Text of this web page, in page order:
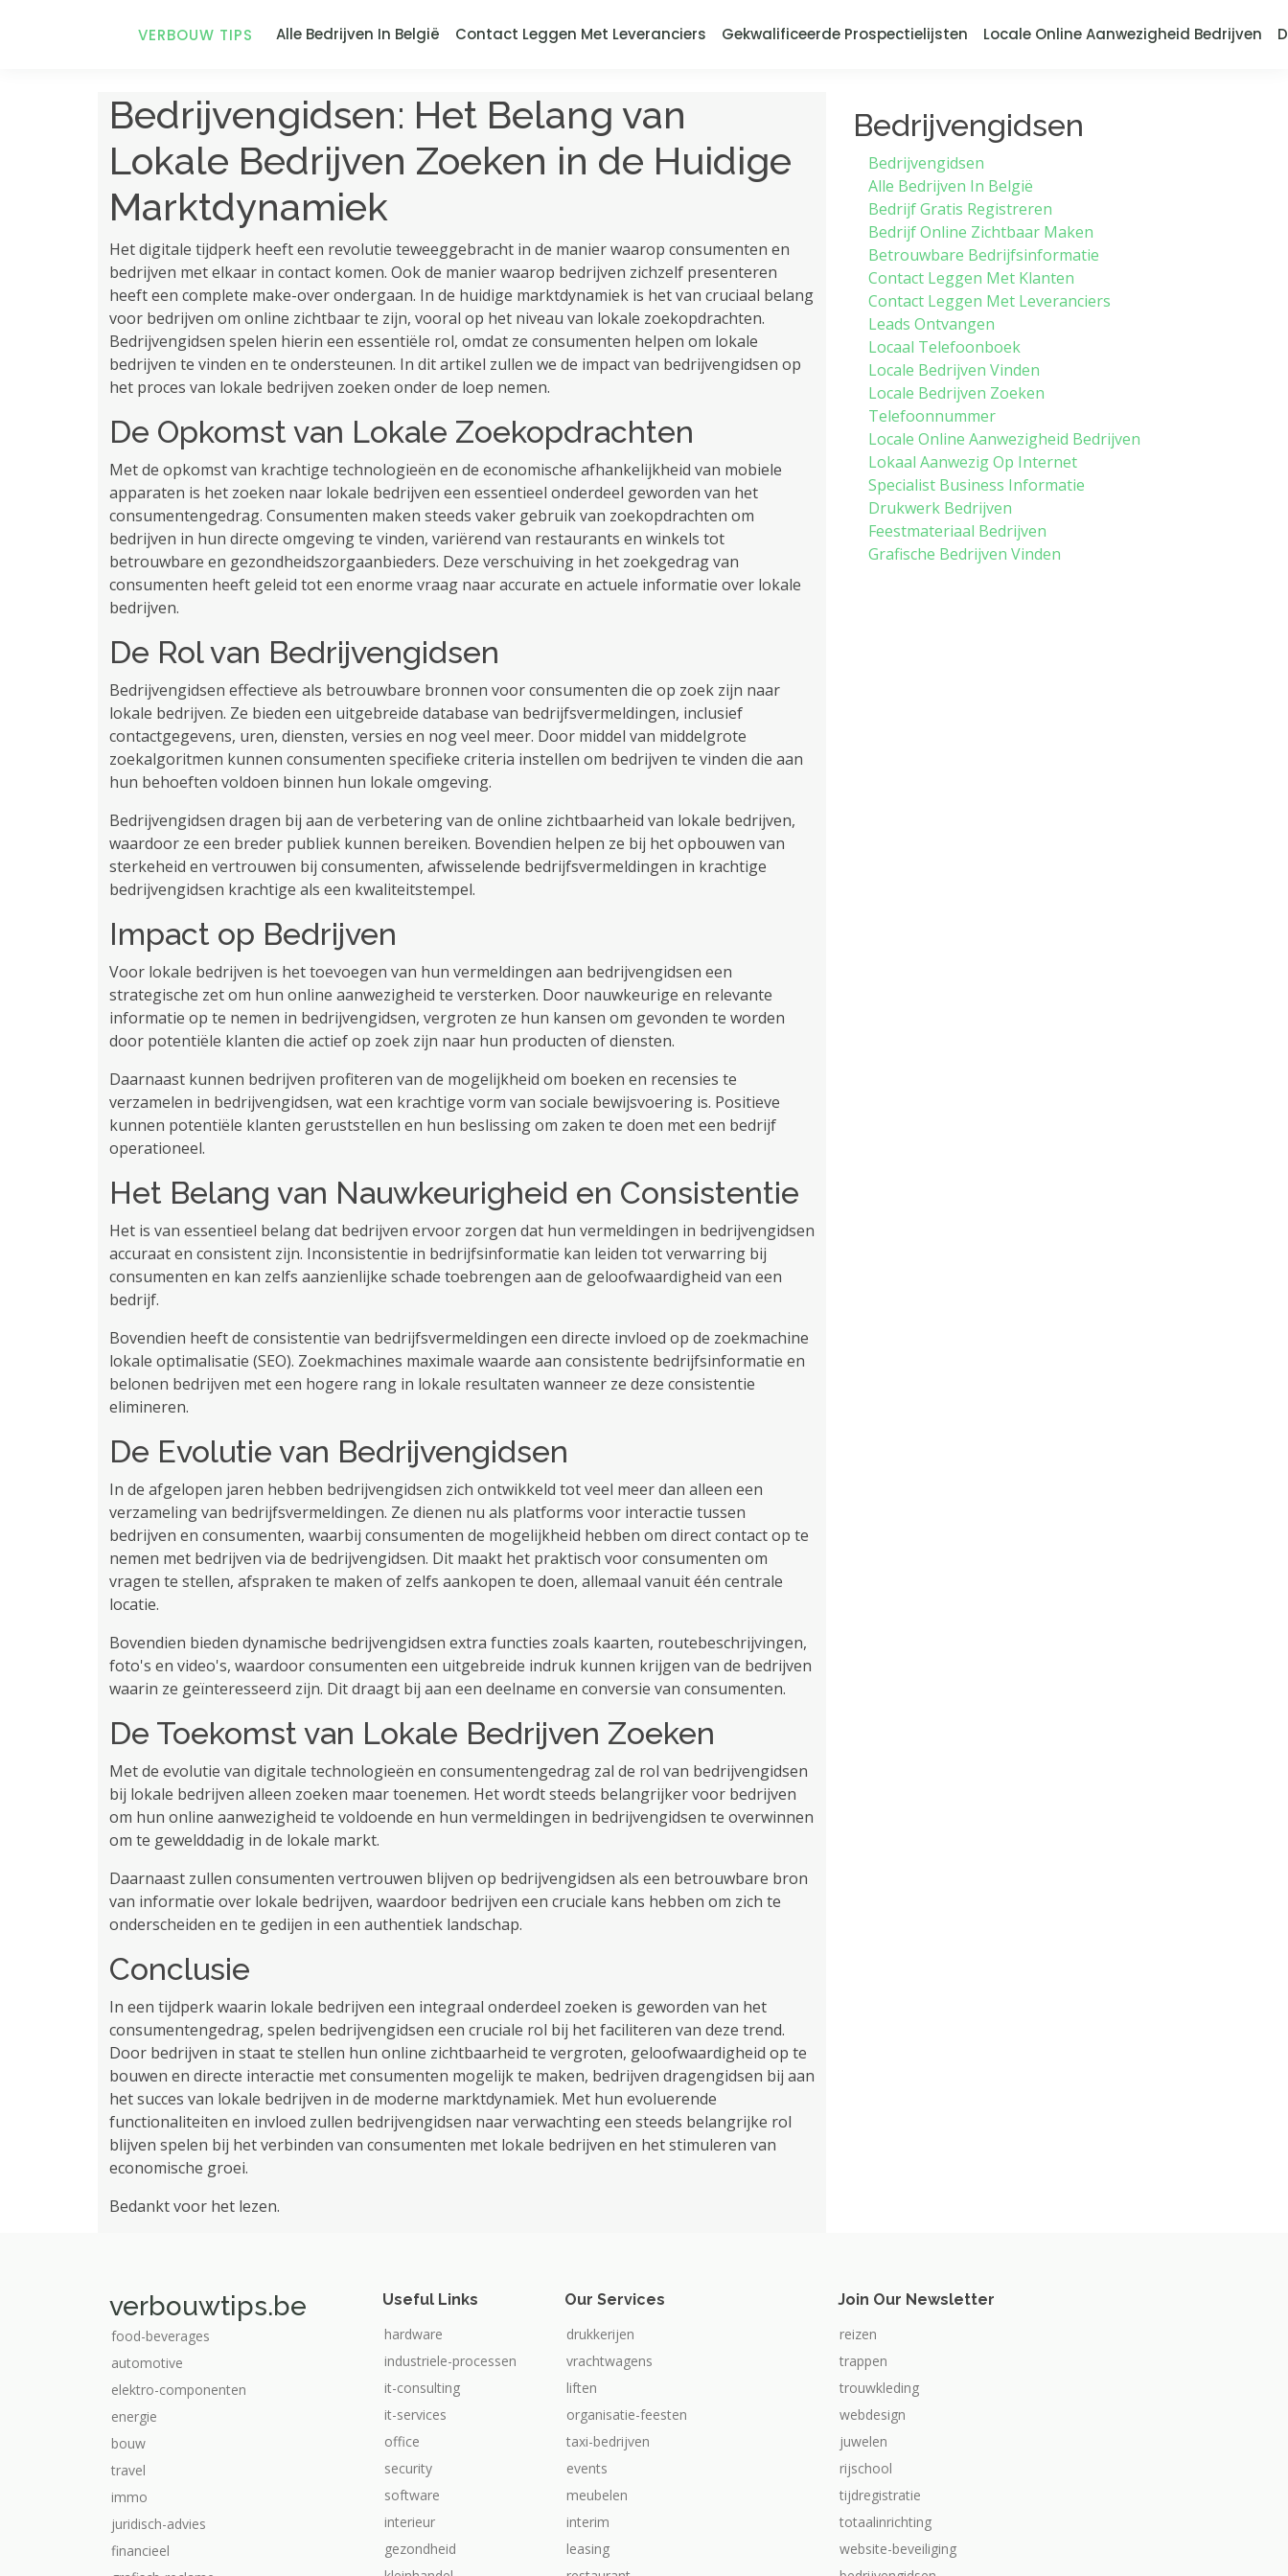
VERBOUW TIPS Alle Bedrijven In België Contact Leggen Met Leveranciers Gekwalificeerde Prospectielijsten Locale Online Aanwezigheid Bedrijven
Bedrijvengidsen: Het Belang van
Lokale Bedrijven Zoeken in de Huidige
Marktdynamiek
Het digitale tijdperk heeft een revolutie teweeggebracht in de manier waarop consumenten en
bedrijven met elkaar in contact komen. Ook de manier waarop bedrijven zichzelf presenteren
heeft een complete make-over ondergaan. In de huidige marktdynamiek is het van cruciaal belang
voor bedrijven om online zichtbaar te zijn, vooral op het niveau van lokale zoekopdrachten.
Bedrijvengidsen spelen hierin een essentiële rol, omdat ze consumenten helpen om lokale
bedrijven te vinden en te ondersteunen. In dit artikel zullen we de impact van bedrijvengidsen op
het proces van lokale bedrijven zoeken onder de loep nemen.
De Opkomst van Lokale Zoekopdrachten
Met de opkomst van krachtige technologieën en de economische afhankelijkheid van mobiele
apparaten is het zoeken naar lokale bedrijven een essentieel onderdeel geworden van het
consumentengedrag. Consumenten maken steeds vaker gebruik van zoekopdrachten om
bedrijven in hun directe omgeving te vinden, variërend van restaurants en winkels tot
betrouwbare en gezondheidszorgaanbieders. Deze verschuiving in het zoekgedrag van
consumenten heeft geleid tot een enorme vraag naar accurate en actuele informatie over lokale
bedrijven.
De Rol van Bedrijvengidsen
Bedrijvengidsen effectieve als betrouwbare bronnen voor consumenten die op zoek zijn naar
lokale bedrijven. Ze bieden een uitgebreide database van bedrijfsvermeldingen, inclusief
contactgegevens, uren, diensten, versies en nog veel meer. Door middel van middelgrote
zoekalgoritmen kunnen consumenten specifieke criteria instellen om bedrijven te vinden die aan
hun behoeften voldoen binnen hun lokale omgeving.
Bedrijvengidsen dragen bij aan de verbetering van de online zichtbaarheid van lokale bedrijven,
waardoor ze een breder publiek kunnen bereiken. Bovendien helpen ze bij het opbouwen van
sterkeheid en vertrouwen bij consumenten, afwisselende bedrijfsvermeldingen in krachtige
bedrijvengidsen krachtige als een kwaliteitstempel.
Impact op Bedrijven
Voor lokale bedrijven is het toevoegen van hun vermeldingen aan bedrijvengidsen een
strategische zet om hun online aanwezigheid te versterken. Door nauwkeurige en relevante
informatie op te nemen in bedrijvengidsen, vergroten ze hun kansen om gevonden te worden
door potentiële klanten die actief op zoek zijn naar hun producten of diensten.
Daarnaast kunnen bedrijven profiteren van de mogelijkheid om boeken en recensies te
verzamelen in bedrijvengidsen, wat een krachtige vorm van sociale bewijsvoering is. Positieve
kunnen potentiële klanten geruststellen en hun beslissing om zaken te doen met een bedrijf
operationeel.
Het Belang van Nauwkeurigheid en Consistentie
Het is van essentieel belang dat bedrijven ervoor zorgen dat hun vermeldingen in bedrijvengidsen
accuraat en consistent zijn. Inconsistentie in bedrijfsinformatie kan leiden tot verwarring bij
consumenten en kan zelfs aanzienlijke schade toebrengen aan de geloofwaardigheid van een
bedrijf.
Bovendien heeft de consistentie van bedrijfsvermeldingen een directe invloed op de zoekmachine
lokale optimalisatie (SEO). Zoekmachines maximale waarde aan consistente bedrijfsinformatie en
belonen bedrijven met een hogere rang in lokale resultaten wanneer ze deze consistentie
elimineren.
De Evolutie van Bedrijvengidsen
In de afgelopen jaren hebben bedrijvengidsen zich ontwikkeld tot veel meer dan alleen een
verzameling van bedrijfsvermeldingen. Ze dienen nu als platforms voor interactie tussen
bedrijven en consumenten, waarbij consumenten de mogelijkheid hebben om direct contact op te
nemen met bedrijven via de bedrijvengidsen. Dit maakt het praktisch voor consumenten om
vragen te stellen, afspraken te maken of zelfs aankopen te doen, allemaal vanuit één centrale
locatie.
Bovendien bieden dynamische bedrijvengidsen extra functies zoals kaarten, routebeschrijvingen,
foto's en video's, waardoor consumenten een uitgebreide indruk kunnen krijgen van de bedrijven
waarin ze geïnteresseerd zijn. Dit draagt ​​bij aan een deelname en conversie van consumenten.
De Toekomst van Lokale Bedrijven Zoeken
Met de evolutie van digitale technologieën en consumentengedrag zal de rol van bedrijvengidsen
bij lokale bedrijven alleen zoeken maar toenemen. Het wordt steeds belangrijker voor bedrijven
om hun online aanwezigheid te voldoende en hun vermeldingen in bedrijvengidsen te overwinnen
om te gewelddadig in de lokale markt.
Daarnaast zullen consumenten vertrouwen blijven op bedrijvengidsen als een betrouwbare bron
van informatie over lokale bedrijven, waardoor bedrijven een cruciale kans hebben om zich te
onderscheiden en te gedijen in een authentiek landschap.
Conclusie
In een tijdperk waarin lokale bedrijven een integraal onderdeel zoeken is geworden van het
consumentengedrag, spelen bedrijvengidsen een cruciale rol bij het faciliteren van deze trend.
Door bedrijven in staat te stellen hun online zichtbaarheid te vergroten, geloofwaardigheid op te
bouwen en directe interactie met consumenten mogelijk te maken, bedrijven dragengidsen bij aan
het succes van lokale bedrijven in de moderne marktdynamiek. Met hun evoluerende
functionaliteiten en invloed zullen bedrijvengidsen naar verwachting een steeds belangrijke rol
blijven spelen bij het verbinden van consumenten met lokale bedrijven en het stimuleren van
economische groei.
Bedankt voor het lezen.
Bedrijvengidsen
Bedrijvengidsen
Alle Bedrijven In België
Bedrijf Gratis Registreren
Bedrijf Online Zichtbaar Maken
Betrouwbare Bedrijfsinformatie
Contact Leggen Met Klanten
Contact Leggen Met Leveranciers
Leads Ontvangen
Locaal Telefoonboek
Locale Bedrijven Vinden
Locale Bedrijven Zoeken
Telefoonnummer
Locale Online Aanwezigheid Bedrijven
Lokaal Aanwezig Op Internet
Specialist Business Informatie
Drukwerk Bedrijven
Feestmateriaal Bedrijven
Grafische Bedrijven Vinden
verbouwtips.be
food-beverages
automotive
elektro-componenten
energie
bouw
travel
immo
juridisch-advies
financieel
Useful Links
hardware
industriele-processen
it-consulting
it-services
office
security
software
interieur
gezondheid
Our Services
drukkerijen
vrachtwagens
liften
organisatie-feesten
taxi-bedrijven
events
meubelen
interim
leasing
Join Our Newsletter
reizen
trappen
trouwkleding
webdesign
juwelen
rijschool
tijdregistratie
totaalinrichting
website-beveiliging